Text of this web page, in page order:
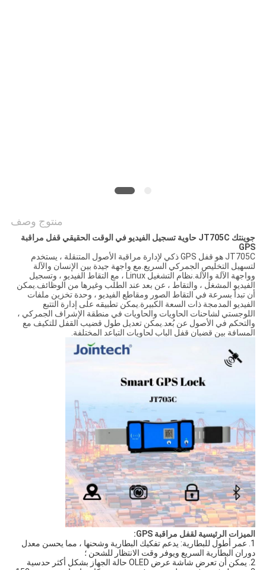
منتوج وصف
جوينتك JT705C حاوية تسجيل الفيديو في الوقت الحقيقي قفل مراقبة
GPS
JT705C هو قفل GPS ذكي لإدارة مراقبة الأصول المتنقلة ، يستخدم
لتسهيل التخليص الجمركي السريع.مع واجهة جيدة بين الإنسان والآلة
وواجهة الآلة والآلة.نظام التشغيل Linux ، مع التقاط الفيديو ، وتسجيل
الفيديو المشغل ، والتقاط ، عن بعد عند الطلب وغيرها من الوظائف.يمكن
أن تبدأ بسرعة في التقاط الصور ومقاطع الفيديو ، وحدة تخزين ملفات
الفيديو المدمجة ذات السعة الكبيرة.يمكن تطبيقه على إدارة التتبع
اللوجستي لشاحنات الحاويات والحاويات في منطقة الإشراف الجمركي ،
والتحكم في الأصول عن بُعد.يمكن تعديل طول قضيب القفل للتكيف مع
المسافة بين قضبان قفل الباب لحاويات التباعد المختلفة.
الميزات الرئيسية لقفل مراقبة GPS:
دوران البطارية السريع ويوفر وقت الانتظار للشحن ؛
2. يمكن أن تعرض شاشة عرض OLED حالة الجهاز بشكل أكثر حدسية